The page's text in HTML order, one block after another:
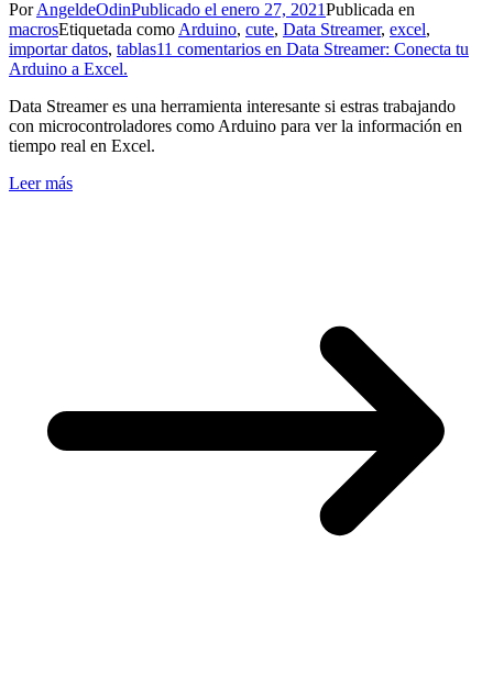
PorAngeldeOdinPublicado el enero 27, 2021Publicada en
macrosEtiquetada como Arduino, cute, Data Streamer, excel,
importar datos, tablas11 comentarios en Data Streamer: Conecta tu
Arduino a Excel.
Data Streamer es una herramienta interesante si estras trabajando
con microcontroladores como Arduino para ver la información en
tiempo real en Excel.
Leer más